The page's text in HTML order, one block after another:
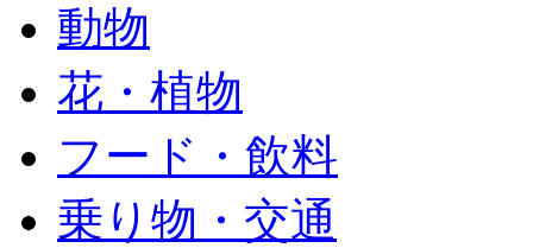
動物
花・植物
フード・飲料
乗り物・交通